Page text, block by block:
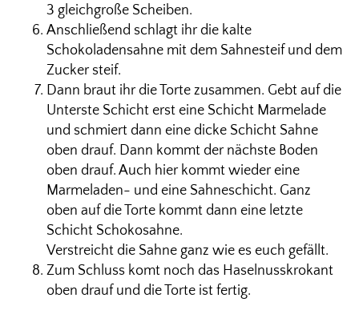
3 gleichgroße Scheiben.
Anschließend schlagt ihr die kalte
Schokoladensahne mit dem Sahnesteif und dem
Zucker steif.
Dann braut ihr die Torte zusammen. Gebt auf die
Unterste Schicht erst eine Schicht Marmelade
und schmiert dann eine dicke Schicht Sahne
oben drauf. Dann kommt der nächste Boden
oben drauf. Auch hier kommt wieder eine
Marmeladen- und eine Sahneschicht. Ganz
oben auf die Torte kommt dann eine letzte
Schicht Schokosahne.
Verstreicht die Sahne ganz wie es euch gefällt.
Zum Schluss komt noch das Haselnusskrokant
oben drauf und die Torte ist fertig.